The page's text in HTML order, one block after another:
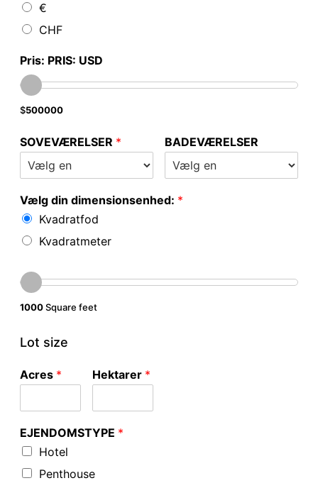
€
CHF
Pris: PRIS: USD
$500000
SOVEVÆRELSER * BADEVÆRELSER
Vælg din dimensionsenhed: *
Kvadratfod
Kvadratmeter
1000Square feet
Lot size
Acres * Hektarer *
EJENDOMSTYPE *
Hotel
Penthouse